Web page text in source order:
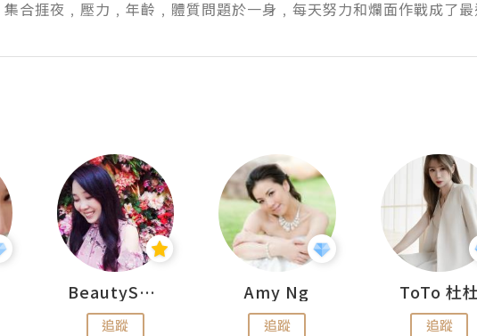
集合捱夜﹐壓力﹐年齡﹐體質問題於一身﹐每天努力和爛面作戰成了最
BeautySearch
追蹤
Amy Ng
追蹤
ToTo 杜杜
追蹤